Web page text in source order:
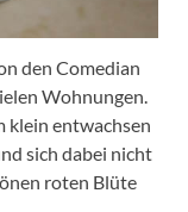
den Comedian
Wohnungen.
klein entwachsen
sich dabei nicht
roten Blüte